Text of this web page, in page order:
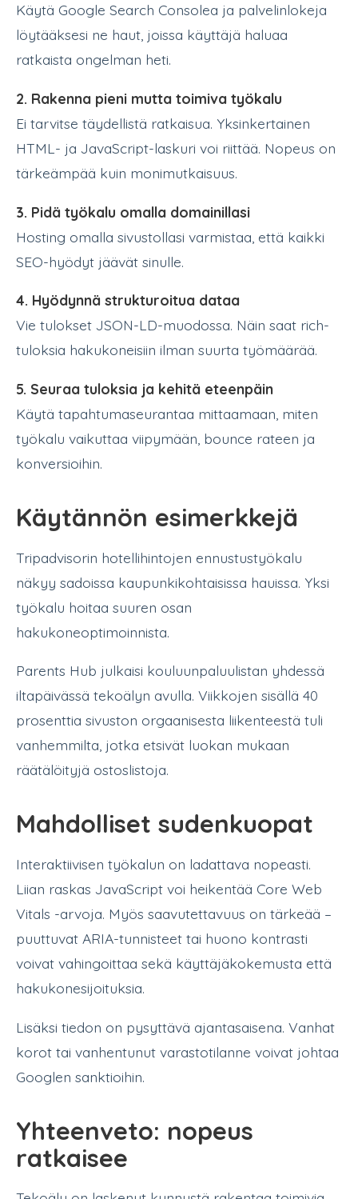
Käytä Google Search Consolea ja palvelinlokeja
löytääksesi ne haut, joissa käyttäjä haluaa
ratkaista ongelman heti.
2. Rakenna pieni mutta toimiva työkalu
Ei tarvitse täydellistä ratkaisua. Yksinkertainen
HTML- ja JavaScript-laskuri voi riittää. Nopeus on
tärkeämpää kuin monimutkaisuus.
3. Pidä työkalu omalla domainillasi
Hosting omalla sivustollasi varmistaa, että kaikki
SEO-hyödyt jäävät sinulle.
4. Hyödynnä strukturoitua dataa
Vie tulokset JSON-LD-muodossa. Näin saat rich-
tuloksia hakukoneisiin ilman suurta työmäärää.
5. Seuraa tuloksia ja kehitä eteenpäin
Käytä tapahtumaseurantaa mittaamaan, miten
työkalu vaikuttaa viipymään, bounce rateen ja
konversioihin.
Käytännön esimerkkejä
Tripadvisorin hotellihintojen ennustustyökalu
näkyy sadoissa kaupunkikohtaisissa hauissa. Yksi
työkalu hoitaa suuren osan
hakukoneoptimoinnista.
Parents Hub julkaisi kouluunpaluulistan yhdessä
iltapäivässä tekoälyn avulla. Viikkojen sisällä 40
prosenttia sivuston orgaanisesta liikenteestä tuli
vanhemmilta, jotka etsivät luokan mukaan
räätälöityjä ostoslistoja.
Mahdolliset sudenkuopat
Interaktiivisen työkalun on ladattava nopeasti.
Liian raskas JavaScript voi heikentää Core Web
Vitals -arvoja. Myös saavutettavuus on tärkeää –
puuttuvat ARIA-tunnisteet tai huono kontrasti
voivat vahingoittaa sekä käyttäjäkokemusta että
hakukonesijoituksia.
Lisäksi tiedon on pysyttävä ajantasaisena. Vanhat
korot tai vanhentunut varastotilanne voivat johtaa
Googlen sanktioihin.
Yhteenveto: nopeus
ratkaisee